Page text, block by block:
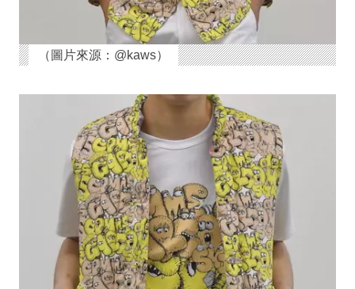
（圖片來源：@kaws）